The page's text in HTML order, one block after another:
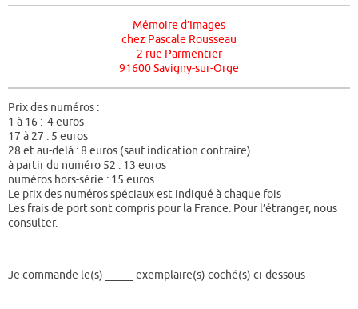
Mémoire d’Images
chez Pascale Rousseau
2 rue Parmentier
91600 Savigny-sur-Orge
Prix des numéros :
1 à 16 : 4 euros
17 à 27 : 5 euros
28 et au-delà : 8 euros (sauf indication contraire)
à partir du numéro 52 : 13 euros
numéros hors-série : 15 euros
Le prix des numéros spéciaux est indiqué à chaque fois
Les frais de port sont compris pour la France. Pour l’étranger, nous
consulter.
Je commande le(s) _____ exemplaire(s) coché(s) ci-dessous